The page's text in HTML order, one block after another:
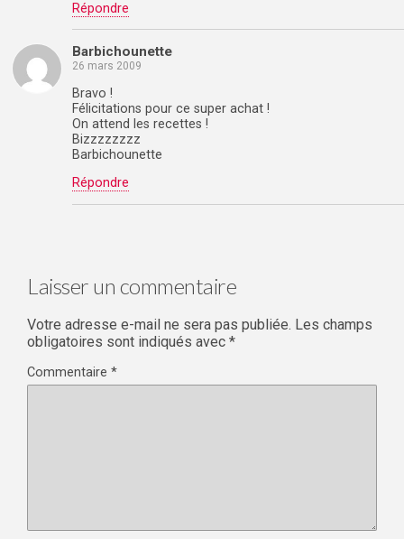
Répondre
Barbichounette
26 mars 2009
Bravo !
Félicitations pour ce super achat !
On attend les recettes !
Bizzzzzzzz
Barbichounette
Répondre
Laisser un commentaire
Votre adresse e-mail ne sera pas publiée. Les champs
obligatoires sont indiqués avec *
Commentaire *